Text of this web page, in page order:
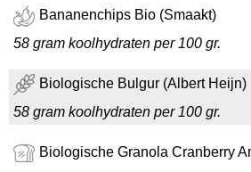
Bananenchips Bio (Smaakt)
58 gram koolhydraten per 100 gr.
Biologische Bulgur (Albert Heijn)
58 gram koolhydraten per 100 gr.
Biologische Granola Cranberry